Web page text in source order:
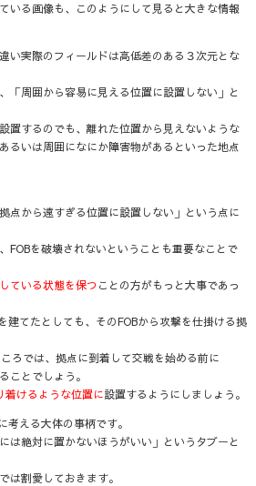
いる画像も、このようにして見ると大きな情報
い実際のフィールドは高低差のある３次元とな
「周囲から容易に見える位置に設置しない」 と
置するのでも、離れた位置から見えないような
るいは周囲になにか障害物がある といった地点
拠点から遠すぎる位置に設置しない」 という点に
FOBを破壊されないということも重要なことで
ている状態を保つ ことの方がもっと大事であっ
建てたとしても、そのFOBから攻撃を仕掛ける拠
ろでは、拠点に到着して交戦を始める前に
ことでしょう。
着けるような位置に設置するようにしましょう。
考える大体の事柄です。
は絶対に置かないほうがいい」というタブーと
は割愛しておきます。